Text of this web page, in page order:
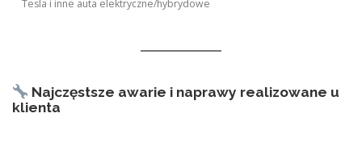
Tesla i inne auta elektryczne/hybrydowe
Najczęstsze awarie i naprawy realizowane u
klienta